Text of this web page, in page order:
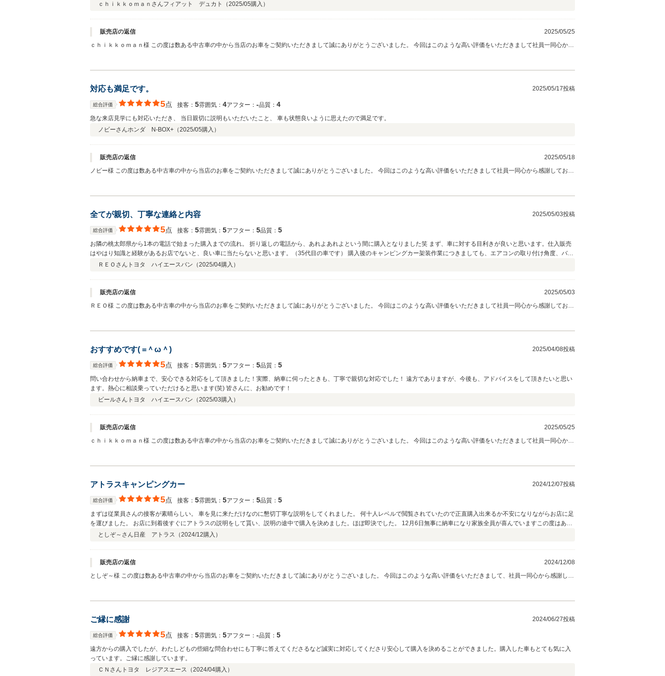
ｃｈｉｋｋｏｍａｎさんフィアット デュカト（2025/05購入）
販売店の返信
2025/05/25
ｃｈｉｋｋｏｍａｎ様 この度は数ある中古車の中から当店のお車をご契約いただきまして誠にありがとうございました。 今回はこのような高い評価をいただきまして社員一同心から
対応も満足です。 2025/05/17投稿
総合評価 5点 接客： 5雰囲気： 4アフター： ‐品質： 4
急な来店見学にも対応いただき、 当日親切に説明もいただいたこと、 車も状態良いように思えたので満足です。
ノビーさんホンダ N-BOX+（2025/05購入）
販売店の返信
2025/05/18
ノビー様 この度は数ある中古車の中から当店のお車をご契約いただきまして誠にありがとうございました。 今回はこのような高い評価をいただきまして社員一同心から感謝しており
全てが親切、丁寧な連絡と内容 2025/05/03投稿
総合評価 5点 接客： 5雰囲気： 5アフター： 5品質： 5
お隣の桃太郎県から1本の電話で始まった購入までの流れ。 折り返しの電話から、あれよあれよという間に購入となりました笑 まず、車に対する目利きが良いと思います。仕入販売
はやはり知識と経験があるお店でないと、良い車に当たらないと思います。（35代目の車です） 購入後のキャンピングカー架装作業につきましても、エアコンの取り付け角度、バッ
テリー、インバーターの増設、配置にいたるまで、長期利用を考えて付けてくれました。 特にエアコンの取り付け角度が通常設置と違う理由まで、考えて施工されていることは一目
ぬサプライズもありましたが（笑） 家族一同、社長さん始めスタッフの皆様の対応に感謝です。 ありがとうございました！ PS日本海への釣りはお控えください（笑）
ＲＥＯさん トヨタ ハイエースバン（2025/04購入）
販売店の返信
2025/05/03
ＲＥＯ様 この度は数ある中古車の中から当店のお車をご契約いただきまして誠にありがとうございました。 今回はこのような高い評価をいただきまして社員一同心から感謝しており
おすすめです( =＾ω＾) 2025/04/08投稿
総合評価 5点 接客： 5雰囲気： 5アフター： 5品質： 5
問い合わせから納車まで、安心できる対応をして頂きました！実際、納車に伺ったときも、丁寧で親切な対応でした！ 遠方でありますが、今後も、アドバイスをして頂きたいと思い
ます。熱心に相談乗っていただけると思います(笑) 皆さんに、お勧めです！
ビールさん トヨタ ハイエースバン（2025/03購入）
販売店の返信
2025/05/25
ｃｈｉｋｋｏｍａｎ様 この度は数ある中古車の中から当店のお車をご契約いただきまして誠にありがとうございました。 今回はこのような高い評価をいただきまして社員一同心から
アトラスキャンピングカー 2024/12/07投稿
総合評価 5点 接客： 5雰囲気： 5アフター： 5品質： 5
まずは従業員さんの接客が素晴らしい。 車を見に来ただけなのに懇切丁寧な説明をしてくれました。 何十人レベルで閲覧されていたので正直購入出来るか不安になりながらお店に足
を運びました。 お店に到着後すぐにアトラスの説明をして貰い、説明の途中で購入を決めました。ほぼ即決でした。 12月6日無事に納車になり家族全員が喜んでいますこの度はあり
がとうございました。 T-ONEさんは間違いなく星5つです。 キャンピングカーの購入を検討されている方は１度足を運んでみて下さい。
としぞ～さん 日産 アトラス（2024/12購入）
販売店の返信
2024/12/08
としぞ～様 この度は数ある中古車の中から当店のお車をご契約いただきまして誠にありがとうございました。 今回はこのような高い評価をいただきまして、社員一同心から感謝して
ご縁に感謝 2024/06/27投稿
総合評価 5点 接客： 5雰囲気： 5アフター： ‐品質： 5
遠方からの購入でしたが、わたしどもの些細な問合わせにも丁寧に答えてくださるなど誠実に対応してくださり安心して購入を決めることができました。購入した車もとても気に入
っています。ご縁に感謝しています。
ＣＮさん トヨタ レジアスエース（2024/04購入）